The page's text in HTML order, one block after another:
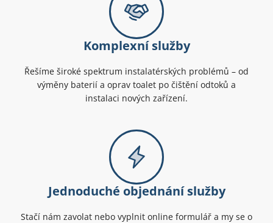
Komplexní služby
Řešíme široké spektrum instalatérských problémů – od
výměny baterií a oprav toalet po čištění odtoků a
instalaci nových zařízení.
Jednoduché objednání služby
Stačí nám zavolat nebo vyplnit online formulář a my se o